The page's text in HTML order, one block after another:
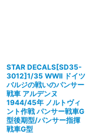
STAR DECALS[SD35-
3012]1/35 WWII ドイツ
バルジの戦いのパンサー
戦車 アルデンヌ
1944/45年 ノルトヴィ
ント作戦 パンサー戦車G
型後期型/パンサー指揮
戦車G型